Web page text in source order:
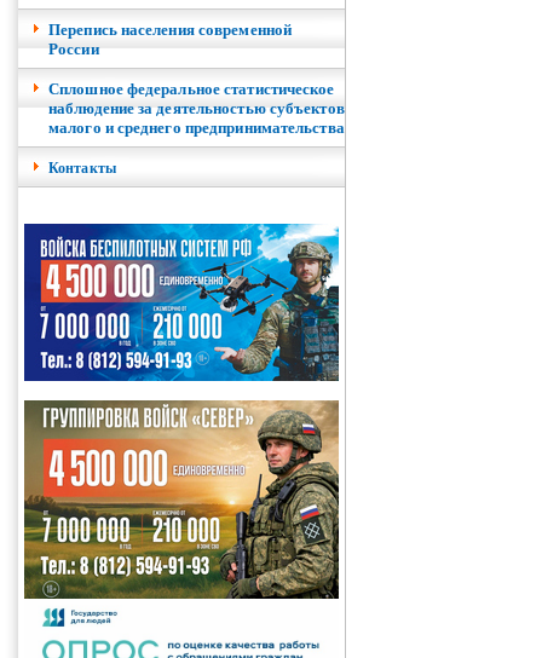
Перепись населения современной
России
Сплошное федеральное статистическое
наблюдение за деятельностью субъектов
малого и среднего предпринимательства
Контакты